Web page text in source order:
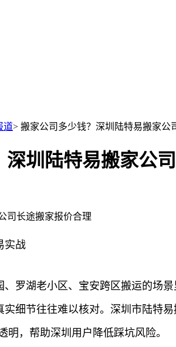
道> 搬家公司多少钱？深圳陆特易搬家公
圳陆特易搬家公
司长途搬家报价合理
实战
罗湖老小区、宝安跨区搬运的场
细节往往难以核对。深圳市陆特
明，帮助深圳用户降低踩坑风险。